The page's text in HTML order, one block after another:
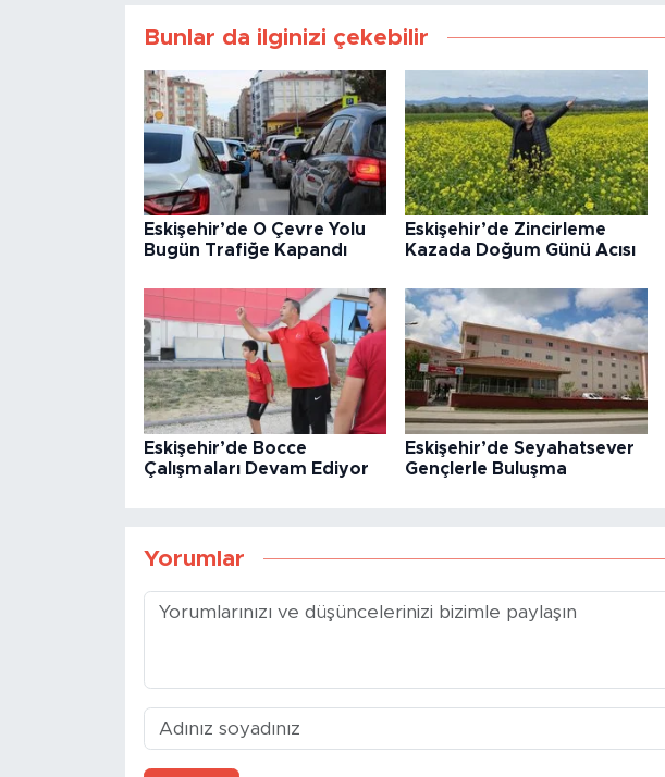
Bunlar da ilginizi çekebilir
Eskişehir’de O Çevre Yolu
Bugün Trafiğe Kapandı
Eskişehir’de Zincirleme
Kazada Doğum Günü Acısı
Eskişehir’de Bocce
Çalışmaları Devam Ediyor
Eskişehir’de Seyahatsever
Gençlerle Buluşma
Yorumlar